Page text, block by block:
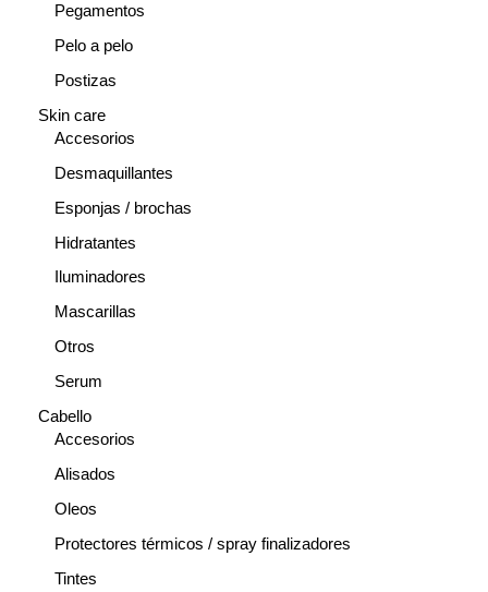
Pegamentos
Pelo a pelo
Postizas
Skin care
Accesorios
Desmaquillantes
Esponjas / brochas
Hidratantes
Iluminadores
Mascarillas
Otros
Serum
Cabello
Accesorios
Alisados
Oleos
Protectores térmicos / spray finalizadores
Tintes